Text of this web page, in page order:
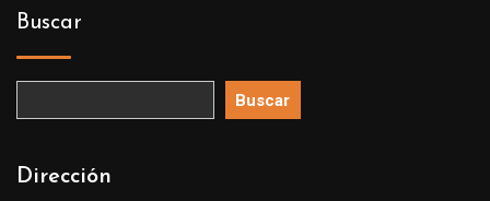
Buscar
Buscar
Dirección